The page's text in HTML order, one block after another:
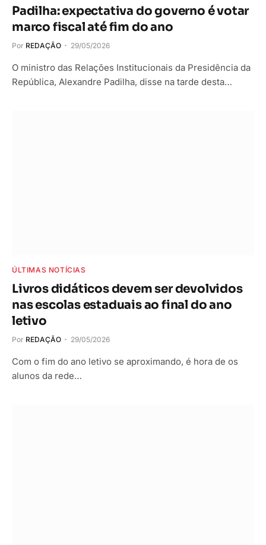
Padilha: expectativa do governo é votar
marco fiscal até fim do ano
Por REDAÇÃO 29/05/2026
O ministro das Relações Institucionais da Presidência da
República, Alexandre Padilha, disse na tarde desta…
ÚLTIMAS NOTÍCIAS
Livros didáticos devem ser devolvidos
nas escolas estaduais ao final do ano
letivo
Por REDAÇÃO 29/05/2026
Com o fim do ano letivo se aproximando, é hora de os
alunos da rede…